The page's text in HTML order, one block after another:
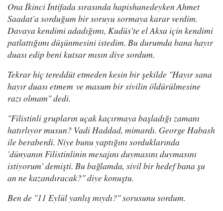
Ona İkinci İntifada sırasında hapishanedeyken Ahmet
Saadat'a sorduğum bir soruyu sormaya karar verdim.
Davaya kendimi adadığımı, Kudüs'te el Aksa için kendimi
patlattığımı düşünmesini istedim. Bu durumda bana hayır
duası edip beni kutsar mısın diye sordum.
Tekrar hiç tereddüt etmeden kesin bir şekilde "Hayır sana
hayır duası etmem ve masum bir sivilin öldürülmesine
razı olmam" dedi.
"Filistinli grupların uçak kaçırmaya başladığı zamanı
hatırlıyor musun? Vadi Haddad, mimardı. George Habash
ile beraberdi. Niye bunu yaptığını sorduklarında
'dünyanın Filistinlinin mesajını duymasını duymasını
istiyorum' demişti. Bu bağlamda, sivil bir hedef bana şu
an ne kazandıracak?" diye konuştu.
Ben de "11 Eylül yanlış mıydı?" sorusunu sordum.